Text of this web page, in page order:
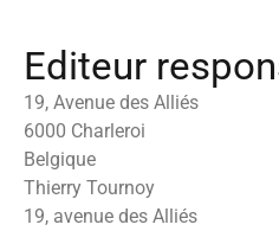
Editeur
19, Avenue des Alliés
6000 Charleroi
Belgique
Thierry Tournoy
19, avenue des Alliés